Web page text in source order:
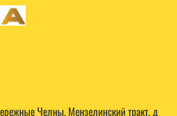
Челны, Мензелинский тракт, д